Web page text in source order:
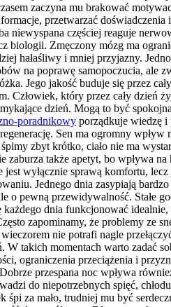
zaczyna mu brakować
przetwarzać
niewyspana częściej reaguje
biologii. Zmęczony mózg ma
hałaśliwy i mniej przyjazny.
na poprawę samopoczucia, ale
Jego jakość buduje się przez
który przez cały dzień
dzień. Mogą to być
poradnikowy porządkuje wiedzę
Sen ma ogromny
zbyt krótko, ciało nie ma
także apetyt, bo wpływa
wyłącznie sprawą komfortu,
Jednego dnia zasypiają
pewną przewidywalność. Stałe
dnia funkcjonować
zapominamy, że problemy ze
nie potrafi nagle
takich momentach warto zadać
ograniczenia przeciążenia i
przespana noc wpływa
do niepotrzebnych spięć,
za mało, trudniej mu być